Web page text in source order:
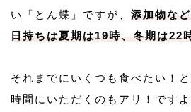
い「とん蝶」ですが、 添加物な
日持ちは夏期は19時、冬期は22
それまでにいくつも食べたい！
時間にいただくのもアリ！ですよ